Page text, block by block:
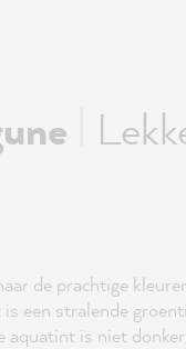
de prachtige
een stralende
aquatint is niet